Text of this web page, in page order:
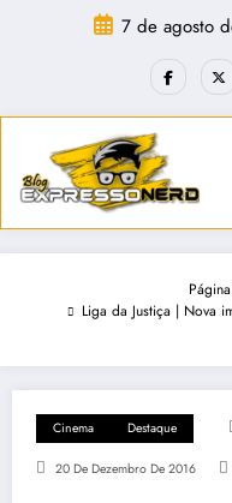
7 de agosto
Liga da Justiça | Nova
Cinema Destaque
20 De Dezembro De 2016